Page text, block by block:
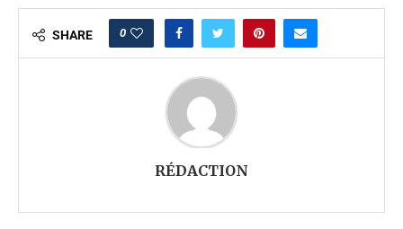
SHARE 0
RÉDACTION